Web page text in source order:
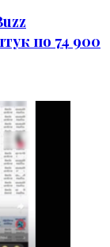
по 74 900